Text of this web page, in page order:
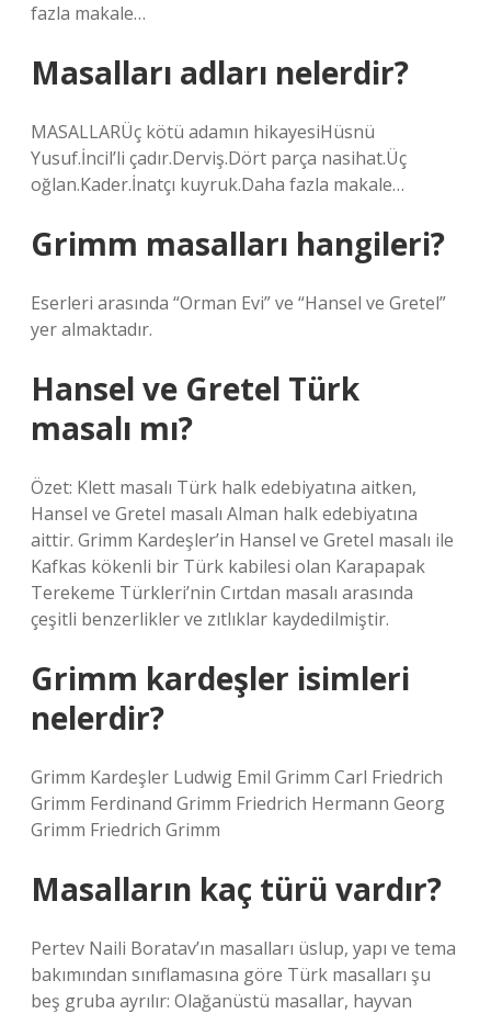
fazla makale…
Masalları adları nelerdir?
MASALLARÜç kötü adamın hikayesiHüsnü
Yusuf.İncil’li çadır.Derviş.Dört parça nasihat.Üç
oğlan.Kader.İnatçı kuyruk.Daha fazla makale…
Grimm masalları hangileri?
Eserleri arasında “Orman Evi” ve “Hansel ve Gretel”
yer almaktadır.
Hansel ve Gretel Türk
masalı mı?
Özet: Klett masalı Türk halk edebiyatına aitken,
Hansel ve Gretel masalı Alman halk edebiyatına
aittir. Grimm Kardeşler’in Hansel ve Gretel masalı ile
Kafkas kökenli bir Türk kabilesi olan Karapapak
Terekeme Türkleri’nin Cırtdan masalı arasında
çeşitli benzerlikler ve zıtlıklar kaydedilmiştir.
Grimm kardeşler isimleri
nelerdir?
Grimm Kardeşler Ludwig Emil Grimm Carl Friedrich
Grimm Ferdinand Grimm Friedrich Hermann Georg
Grimm Friedrich Grimm
Masalların kaç türü vardır?
Pertev Naili Boratav’ın masalları üslup, yapı ve tema
bakımından sınıflamasına göre Türk masalları şu
beş gruba ayrılır: Olağanüstü masallar, hayvan